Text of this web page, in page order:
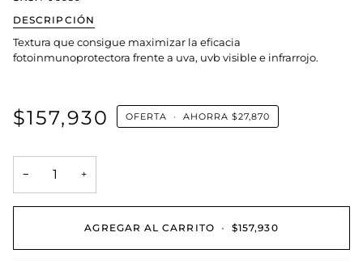
DESCRIPCIÓN
Textura que consigue maximizar la eficacia
fotoinmunoprotectora frente a uva, uvb visible e infrarrojo.
$157,930 OFERTA • AHORRA$27,870
− +
AGREGAR AL CARRITO • $157,930